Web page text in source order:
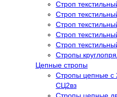
Строп
Строп
Строп
Строп
Строп
Стропы
Цепные стропы
Стропы цепные с
СЦ2вз